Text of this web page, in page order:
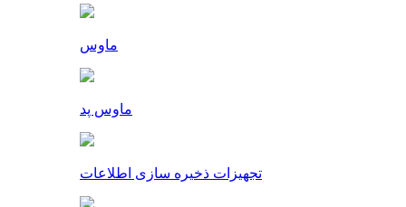
ماوس
ماوس پد
تجهیزات ذخیره سازی اطلاعات